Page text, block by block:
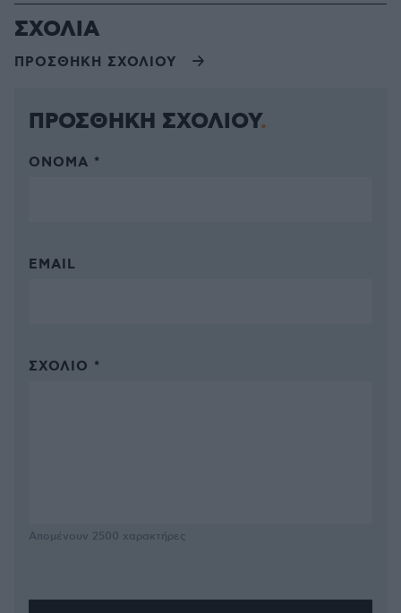
ΣΧΟΛΙΑ
ΠΡΟΣΘΗΚΗ ΣΧΟΛΙΟΥ
ΠΡΟΣΘΗΚΗ ΣΧΟΛΙΟΥ
ΌΝΟΜΑ *
EMAIL
ΣΧΌΛΙΟ *
Απομένουν 2500 χαρακτήρες